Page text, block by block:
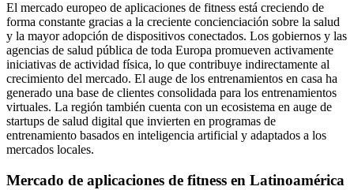
El mercado europeo de aplicaciones de fitness está creciendo de
forma constante gracias a la creciente concienciación sobre la salud
y la mayor adopción de dispositivos conectados. Los gobiernos y las
agencias de salud pública de toda Europa promueven activamente
iniciativas de actividad física, lo que contribuye indirectamente al
crecimiento del mercado. El auge de los entrenamientos en casa ha
generado una base de clientes consolidada para los entrenamientos
virtuales. La región también cuenta con un ecosistema en auge de
startups de salud digital que invierten en programas de
entrenamiento basados ​​en inteligencia artificial y adaptados a los
mercados locales.
Mercado de aplicaciones de fitness en Latinoamérica